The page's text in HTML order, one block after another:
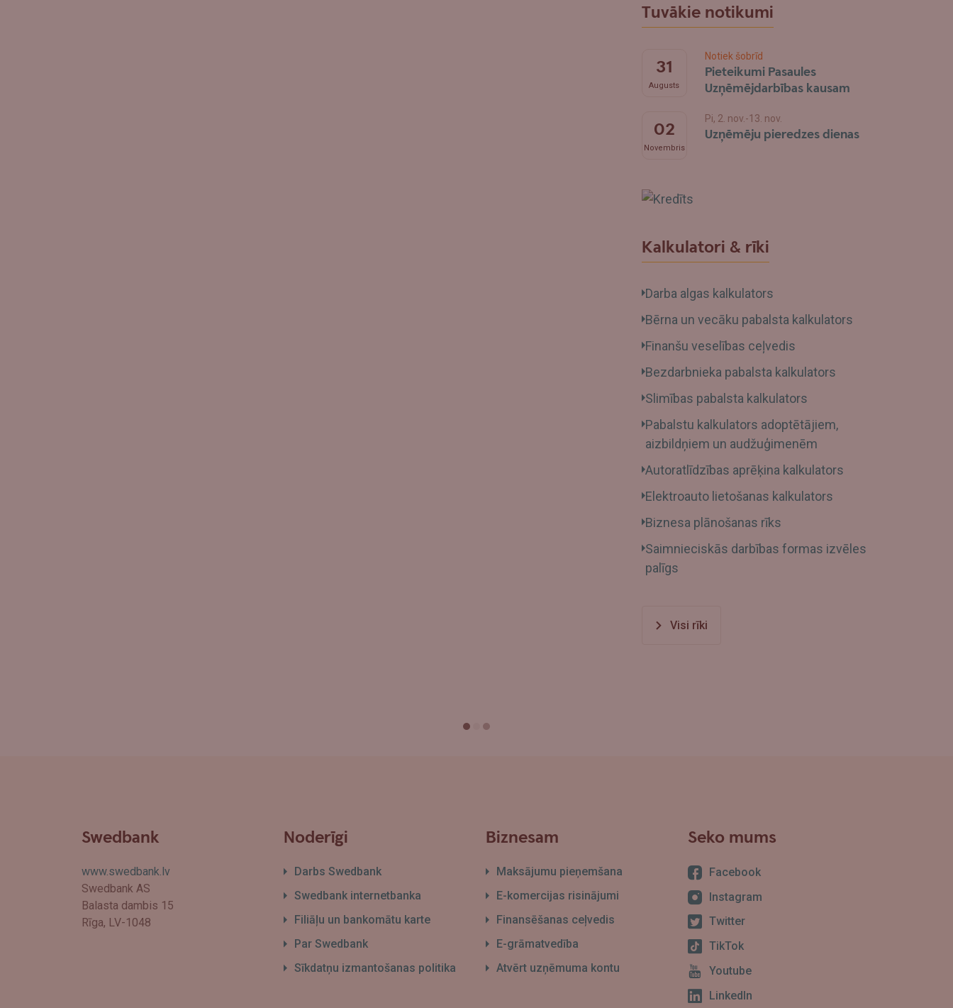
Tuvākie notikumi
31
Augusts
Notiek šobrīd
Pieteikumi Pasaules
Uzņēmējdarbības kausam
02
Novembris
Pi, 2. nov.-13. nov.
Uzņēmēju pieredzes dienas
Swedbank
Kalkulatori & rīki
Darba algas kalkulators
Bērna un vecāku pabalsta kalkulators
Finanšu veselības ceļvedis
Bezdarbnieka pabalsta kalkulators
Slimības pabalsta kalkulators
Pabalstu kalkulators adoptētājiem,
aizbildņiem un audžuģimenēm
Autoratlīdzības aprēķina kalkulators
Elektroauto lietošanas kalkulators
Biznesa plānošanas rīks
Saimnieciskās darbības formas izvēles
palīgs
Visi rīki
Swedbank
www.swedbank.lv
Swedbank AS
Balasta dambis 15
Rīga, LV-1048
Noderīgi
Darbs Swedbank
Swedbank internetbanka
Filiāļu un bankomātu karte
Par Swedbank
Sīkdatņu izmantošanas politika
Biznesam
Maksājumu pieņemšana
E-komercijas risinājumi
Finansēšanas ceļvedis
E-grāmatvedība
Atvērt uzņēmuma kontu
Seko mums
Facebook
Instagram
Twitter
TikTok
Youtube
LinkedIn